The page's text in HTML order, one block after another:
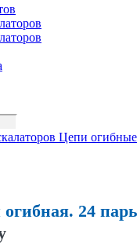
Цепи огибные
огибная. 24